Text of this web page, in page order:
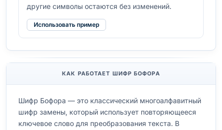
другие символы остаются без изменений.
Использовать пример
КАК РАБОТАЕТ ШИФР БОФОРА
Шифр Бофора — это классический многоалфавитный
шифр замены, который использует повторяющееся
ключевое слово для преобразования текста. В